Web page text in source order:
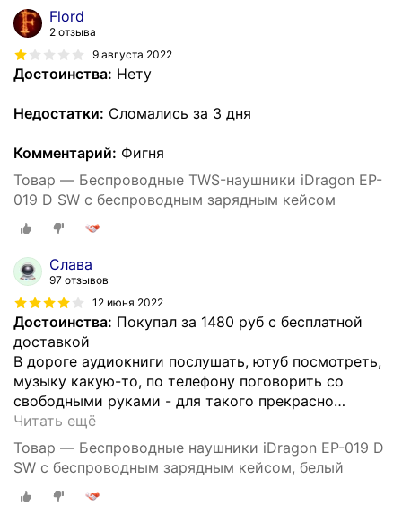
Flord
2 отзыва
9 августа 2022
Достоинства: Нету
Недостатки: Сломались за 3 дня
Комментарий: Фигня
Товар — Беспроводные TWS-наушники iDragon EP-
019 D SW с беспроводным зарядным кейсом
Слава
97 отзывов
12 июня 2022
Достоинства: Покупал за 1480 руб с бесплатной
доставкой
В дороге аудиокниги послушать, ютуб посмотреть,
музыку какую-то, по телефону поговорить со
свободными руками - для такого прекрасно…
Читать ещё
Товар — Беспроводные наушники iDragon EP-019 D
SW с беспроводным зарядным кейсом, белый